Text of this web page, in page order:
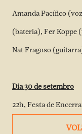
Amanda Pacífico
(bateria), Fer Koppe
Nat Fragoso
Dia 30 de setembro
22h, Festa de